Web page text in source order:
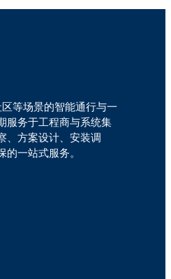
等场景的智能通行与一
服务于工程商与系统集
、方案设计、安装调
一站式服务。